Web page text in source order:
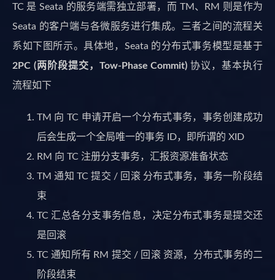
TC 是 Seata 的服务端需独立部署，而 TM、RM 则是作为
Seata 的客户端与各微服务进行集成。三者之间的流程关
系如下图所示。具体地，Seata 的分布式事务模型是基于
2PC (两阶段提交，Tow-Phase Commit) 协议，基本执行
流程如下
TM 向 TC 申请开启一个分布式事务，事务创建成功
后会生成一个全局唯一的事务 ID，即所谓的 XID
RM 向 TC 注册分支事务，汇报资源准备状态
TM 通知 TC 提交 / 回滚 分布式事务，事务一阶段结
束
TC 汇总各分支事务信息，决定分布式事务是提交还
是回滚
TC 通知所有 RM 提交 / 回滚 资源，分布式事务的二
阶段结束